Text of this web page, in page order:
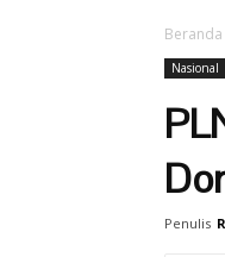
Beranda
Nasional
Penulis